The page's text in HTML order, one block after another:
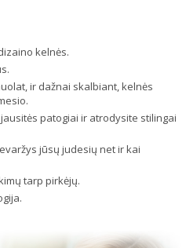
kelnės.
ir dažnai skalbiant, kelnės
patogiai ir atrodysite stilingai
jūsų judesių net ir kai
tarp pirkėjų.